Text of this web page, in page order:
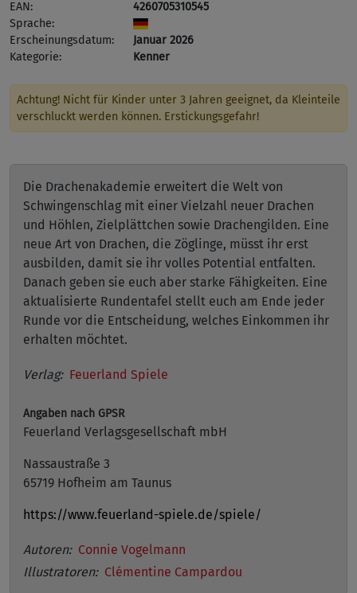
EAN:
4260705310545
Sprache:
Erscheinungsdatum:
Januar 2026
Kategorie:
Kenner
Achtung! Nicht für Kinder unter 3 Jahren geeignet, da Kleinteile
verschluckt werden können. Erstickungsgefahr!
Die Drachenakademie erweitert die Welt von
Schwingenschlag mit einer Vielzahl neuer Drachen
und Höhlen, Zielplättchen sowie Drachengilden. Eine
neue Art von Drachen, die Zöglinge, müsst ihr erst
ausbilden, damit sie ihr volles Potential entfalten.
Danach geben sie euch aber starke Fähigkeiten. Eine
aktualisierte Rundentafel stellt euch am Ende jeder
Runde vor die Entscheidung, welches Einkommen ihr
erhalten möchtet.
Verlag: Feuerland Spiele
Angaben nach GPSR
Feuerland Verlagsgesellschaft mbH
Nassaustraße 3
65719 Hofheim am Taunus
https://www.feuerland-spiele.de/spiele/
Autoren: Connie Vogelmann
Illustratoren: Clémentine Campardou